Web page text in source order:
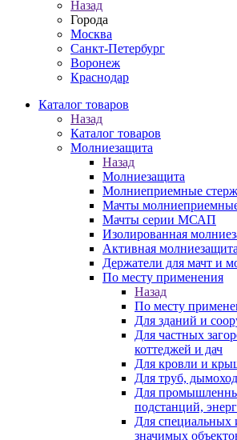
Назад
Города
Москва
Санкт-Петербург
Воронеж
Краснодар
Каталог товаров
Назад
Каталог товаров
Молниезащита
Назад
Молниезащита
Молниеприемные
Мачты
Мачты серии МСАП
Изолированная
Активная молниезащита
Держатели для мачт и
По месту применения
Назад
По месту
Для зданий и
Для частных
коттеджей и дач
Для кровли и
Для труб,
Для
подстанций,
Для специальных
значимых